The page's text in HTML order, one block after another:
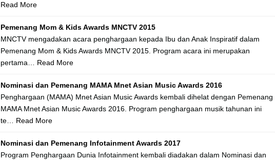
Read More
Pemenang Mom & Kids Awards MNCTV 2015
MNCTV mengadakan acara penghargaan kepada Ibu dan Anak Inspiratif dalam
Pemenang Mom & Kids Awards MNCTV 2015. Program acara ini merupakan
pertama… Read More
Nominasi dan Pemenang MAMA Mnet Asian Music Awards 2016
Penghargaan (MAMA) Mnet Asian Music Awards kembali dihelat dengan Pemenang
MAMA Mnet Asian Music Awards 2016. Program penghargaan musik tahunan ini
te… Read More
Nominasi dan Pemenang Infotainment Awards 2017
Program Penghargaan Dunia Infotainment kembali diadakan dalam Nominasi dan